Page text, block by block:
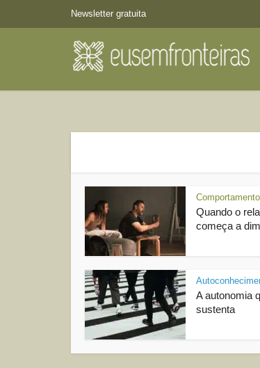
Newsletter gratuita
Comportamento
Quando o
começa a
A autonomia
sustenta